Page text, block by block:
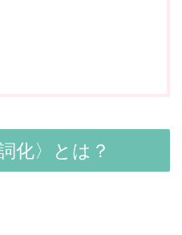
化〉とは？